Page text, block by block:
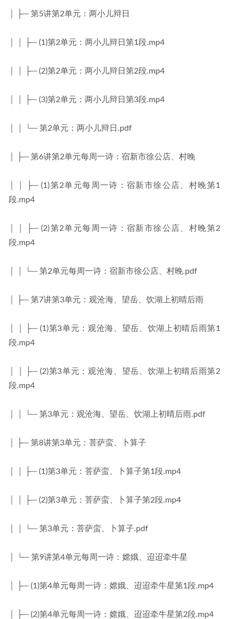
│ ├─ 第5讲第2单元：两小儿辩日
│ │ ├─ (1)第2单元：两小儿辩日第1段.mp4
│ │ ├─ (2)第2单元：两小儿辩日第2段.mp4
│ │ ├─ (3)第2单元：两小儿辩日第3段.mp4
│ │ └─ 第2单元：两小儿辩日.pdf
│ ├─ 第6讲第2单元每周一诗：宿新市徐公店、村晚
│ │ ├─ (1)第2单元每周一诗：宿新市徐公店、村晚第1
段.mp4
│ │ ├─ (2)第2单元每周一诗：宿新市徐公店、村晚第2
段.mp4
│ │ └─ 第2单元每周一诗：宿新市徐公店、村晚.pdf
│ ├─ 第7讲第3单元：观沧海、望岳、饮湖上初晴后雨
│ │ ├─ (1)第3单元：观沧海、望岳、饮湖上初晴后雨第1
段.mp4
│ │ ├─ (2)第3单元：观沧海、望岳、饮湖上初晴后雨第2
段.mp4
│ │ └─ 第3单元：观沧海、望岳、饮湖上初晴后雨.pdf
│ ├─ 第8讲第3单元：菩萨蛮、卜算子
│ │ ├─ (1)第3单元：菩萨蛮、卜算子第1段.mp4
│ │ ├─ (2)第3单元：菩萨蛮、卜算子第2段.mp4
│ │ └─ 第3单元：菩萨蛮、卜算子.pdf
│ └─ 第9讲第4单元每周一诗：嫦娥、迢迢牵牛星
│ ├─ (1)第4单元每周一诗：嫦娥、迢迢牵牛星第1段.mp4
│ ├─ (2)第4单元每周一诗：嫦娥、迢迢牵牛星第2段.mp4